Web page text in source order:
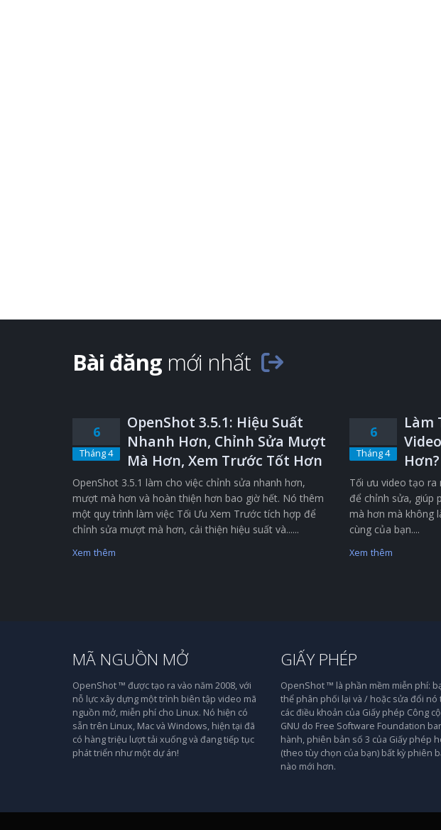
Bài đăng mới nhất
6
Tháng 4
OpenShot 3.5.1: Hiệu Suất
Nhanh Hơn, Chỉnh Sửa Mượt
Mà Hơn, Xem Trước Tốt Hơn
OpenShot 3.5.1 làm cho việc chỉnh sửa nhanh hơn,
mượt mà hơn và hoàn thiện hơn bao giờ hết. Nó thêm
một quy trình làm việc Tối Ưu Xem Trước tích hợp để
chỉnh sửa mượt mà hơn, cải thiện hiệu suất và......
Xem thêm
6
Tháng 4
Làm
Hơn?
Tối ưu video tạo ra
để chỉnh sửa, giúp
mà hơn mà không
cùng của bạn....
Xem thêm
MÃ NGUỒN MỞ
OpenShot ™ được tạo ra vào năm 2008, với
nỗ lực xây dựng một trình biên tập video mã
nguồn mở, miễn phí cho Linux. Nó hiện có
sẵn trên Linux, Mac và Windows, hiện tại đã
có hàng triệu lượt tải xuống và đang tiếp tục
phát triển như một dự án!
GIẤY PHÉP
OpenShot ™ là phần mềm miễn phí:
thể phân phối lại và / hoặc sửa đổi nó
các điều khoản của Giấy phép Công
GNU do Free Software Foundation
hành, phiên bản số 3 của Giấy phép
(theo tùy chọn của bạn) bất kỳ phiên
nào mới hơn.